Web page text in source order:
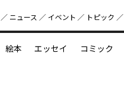
好書好日
ニュース イベント トピック
絵本 エッセイ コミック